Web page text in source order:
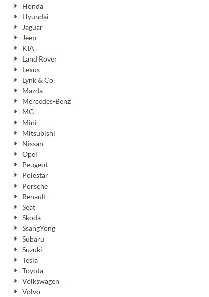
Honda
Hyundai
Jaguar
Jeep
KIA
Land Rover
Lexus
Lynk & Co
Mazda
Mercedes-Benz
MG
Mini
Mitsubishi
Nissan
Opel
Peugeot
Polestar
Porsche
Renault
Seat
Skoda
SsangYong
Subaru
Suzuki
Tesla
Toyota
Volkswagen
Volvo